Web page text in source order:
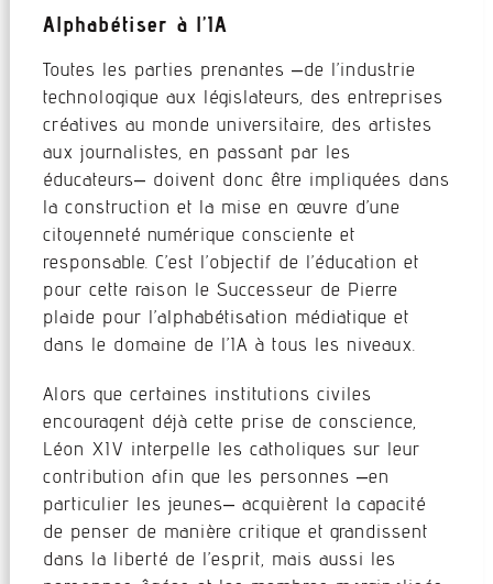
Alphabétiser à l’IA
Toutes les parties prenantes –de l’industrie
technologique aux législateurs, des entreprises
créatives au monde universitaire, des artistes
aux journalistes, en passant par les
éducateurs– doivent donc être impliquées dans
la construction et la mise en œuvre d’une
citoyenneté numérique consciente et
responsable. C’est l’objectif de l’éducation et
pour cette raison le Successeur de Pierre
plaide pour l’alphabétisation médiatique et
dans le domaine de l’IA à tous les niveaux.
Alors que certaines institutions civiles
encouragent déjà cette prise de conscience,
Léon XIV interpelle les catholiques sur leur
contribution afin que les personnes –en
particulier les jeunes– acquièrent la capacité
de penser de manière critique et grandissent
dans la liberté de l’esprit, mais aussi les